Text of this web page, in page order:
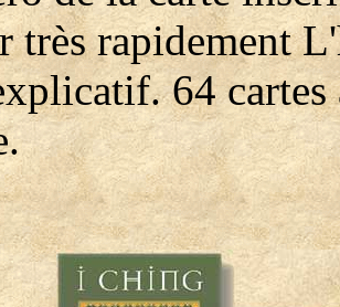
très rapidement
64